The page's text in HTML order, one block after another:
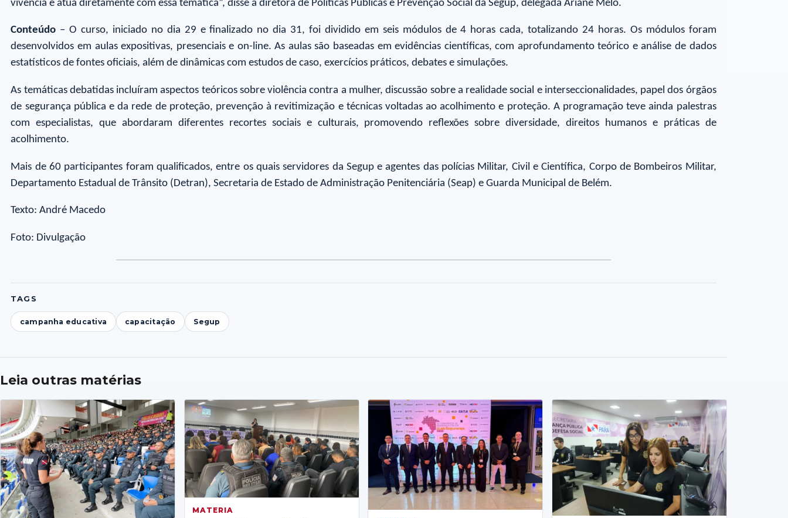
vivencia e atua diretamente com essa temática”, disse a diretora de Políticas Públicas e Prevenção Social da Segup, delegada Ariane Melo.
Conteúdo – O curso, iniciado no dia 29 e finalizado no dia 31, foi dividido em seis módulos de 4 horas cada, totalizando 24 horas. Os módulos foram
desenvolvidos em aulas expositivas, presenciais e on-line. As aulas são baseadas em evidências científicas, com aprofundamento teórico e análise de dados
estatísticos de fontes oficiais, além de dinâmicas com estudos de caso, exercícios práticos, debates e simulações.
As temáticas debatidas incluíram aspectos teóricos sobre violência contra a mulher, discussão sobre a realidade social e interseccionalidades, papel dos órgãos
de segurança pública e da rede de proteção, prevenção à revitimização e técnicas voltadas ao acolhimento e proteção. A programação teve ainda palestras
com especialistas, que abordaram diferentes recortes sociais e culturais, promovendo reflexões sobre diversidade, direitos humanos e práticas de
acolhimento.
Mais de 60 participantes foram qualificados, entre os quais servidores da Segup e agentes das polícias Militar, Civil e Científica, Corpo de Bombeiros Militar,
Departamento Estadual de Trânsito (Detran), Secretaria de Estado de Administração Penitenciária (Seap) e Guarda Municipal de Belém.
Texto: André Macedo
Foto: Divulgação
TAGS
campanha educativa capacitação Segup
Leia outras matérias
MATERIA